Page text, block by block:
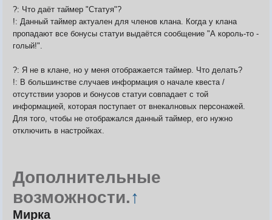
?: Что даёт таймер "Статуя"?
!: Данный таймер актуален для членов клана. Когда у клана
пропадают все бонусы статуи выдаётся сообщение "А король-то -
голый!".
?: Я не в клане, но у меня отображается таймер. Что делать?
!: В большинстве случаев информация о начале квеста /
отсутствии узоров и бонусов статуи совпадает с той
информацией, которая поступает от внекалновых персонажей.
Для того, чтобы не отображался данный таймер, его нужно
отключить в настройках.
Дополнительные
возможности.↑
Мирка